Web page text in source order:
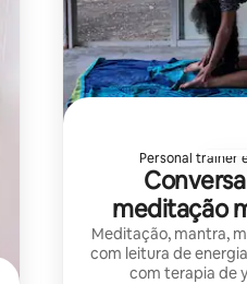
Personal trainer
meditação
através do
Meditação, mantra,
com leitura de
com terapia de